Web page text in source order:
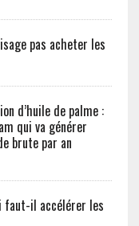
pas acheter les
d’huile de palme :
qui va générer
brute par an
faut-il accélérer les